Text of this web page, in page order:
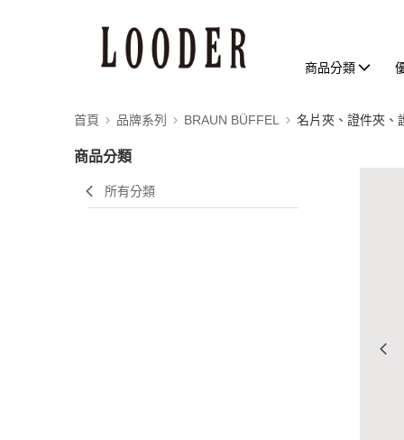
商品分類
首頁 品牌系列 BRAUN BÜFFEL 名片夾、證件夾、
商品分類
所有分類